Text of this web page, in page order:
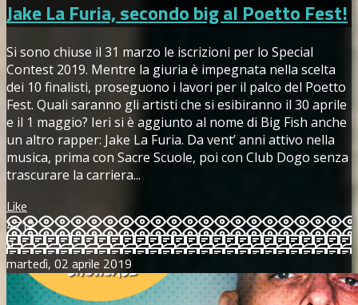
Jake La Furia, secondo big al Poetto Fest!
Si sono chiuse il 31 marzo le iscrizioni per lo Special
Contest 2019. Mentre la giuria è impegnata nella scelta
dei 10 finalisti, proseguono i lavori per il palco del Poetto
Fest. Quali saranno gli artisti che si esibiranno il 30 aprile
e il 1 maggio? Ieri si è aggiunto al nome di Big Fish anche
un altro rapper: Jake La Furia. Da vent’ anni attivo nella
musica, prima con Sacre Scuole, poi con Club Dogo senza
trascurare la carriera...
Like
4712
0
martedì, 02 aprile 2019